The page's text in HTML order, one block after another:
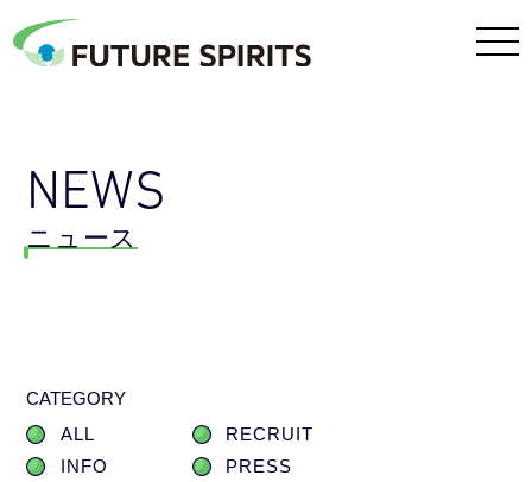
NEWS
ニュース
CATEGORY
ALL
RECRUIT
INFO
PRESS